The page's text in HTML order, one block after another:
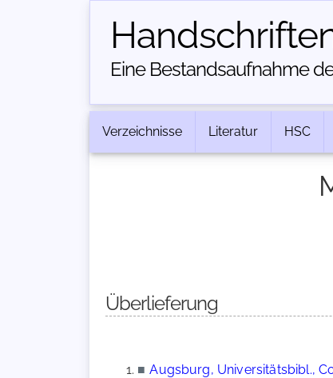
Eine Bestandsaufnahme
Verzeichnisse Literatur HSC
Überlieferung
■ Augsburg, Universitätsbibl.,